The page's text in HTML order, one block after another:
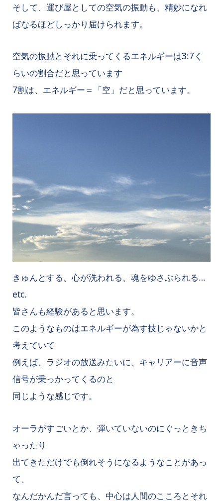
そして、運び屋としての空気の振動も、精妙になれ
ばなるほどしっかり届けられます。
空気の振動とそれに乗ってくるエネルギーは3:7く
らいの割合だと思っています
7割は、エネルギー＝「空」だと思っています。
きゅんとする、心が洗われる、魂をゆさぶられる…
etc.
皆さんも経験があると思います。
このようなものはエネルギーが為す技じゃないかと
考えていて
例えば、ラジオの放送みたいに、キャリアーに音声
信号が乗っかってくるのと
同じような感じです。
オーラがすごいとか、弾いていないのにぐっときち
ゃったり
出てきただけでも倒れそうになるようなことがあっ
て、
なんだかんだ言っても、中心は人間のこころとそれ